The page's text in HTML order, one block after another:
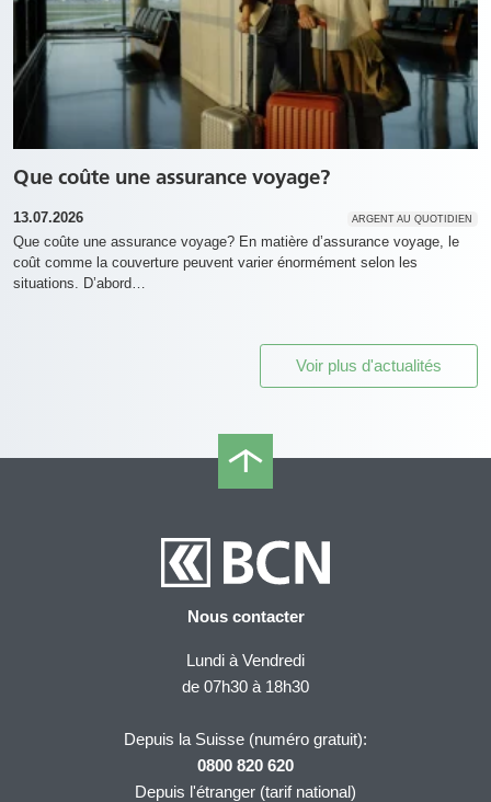
Que coûte une assurance voyage?
ARGENT AU QUOTIDIEN
13.07.2026
Que coûte une assurance voyage? En matière d’assurance voyage, le
coût comme la couverture peuvent varier énormément selon les
situations. D’abord…
Voir plus d'actualités
Nous contacter
Lundi à Vendredi
de 07h30 à 18h30
Depuis la Suisse (numéro gratuit):
0800 820 620
Depuis l'étranger (tarif national)